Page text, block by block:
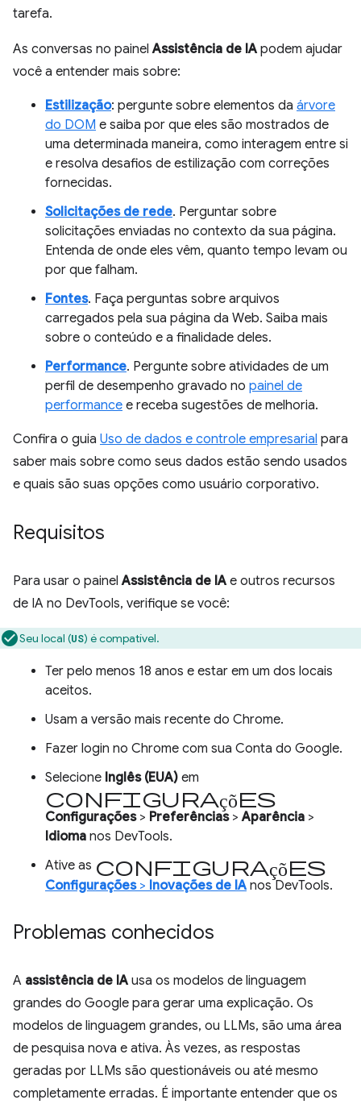
tarefa.
As conversas no painelAssistência de IA podem ajudar
você a entender mais sobre:
Estilização: pergunte sobre elementos da árvore
do DOM e saiba por que eles são mostrados de
uma determinada maneira, como interagem entre si
e resolva desafios de estilização com correções
fornecidas.
Solicitações de rede. Perguntar sobre
solicitações enviadas no contexto da sua página.
Entenda de onde eles vêm, quanto tempo levam ou
por que falham.
Fontes. Faça perguntas sobre arquivos
carregados pela sua página da Web. Saiba mais
sobre o conteúdo e a finalidade deles.
Performance. Pergunte sobre atividades de um
perfil de desempenho gravado no painel de
performance e receba sugestões de melhoria.
Confira o guia Uso de dados e controle empresarial para
saber mais sobre como seus dados estão sendo usados
e quais são suas opções como usuário corporativo.
Requisitos
Para usar o painelAssistência de IA e outros recursos
de IA no DevTools, verifique se você:
Seu local (US) é compatível.
Ter pelo menos 18 anos e estar em um dos locais
aceitos.
Usam a versão mais recente do Chrome.
Fazer login no Chrome com sua Conta do Google.
Selecione Inglês (EUA) em
configurações
Configurações> Preferências>Aparência >
Idioma nos DevTools.
Ative as configurações
Configurações> Inovações de IA nos DevTools.
Problemas conhecidos
A assistência de IA usa os modelos de linguagem
grandes do Google para gerar uma explicação. Os
modelos de linguagem grandes, ou LLMs, são uma área
de pesquisa nova e ativa. Às vezes, as respostas
geradas por LLMs são questionáveis ou até mesmo
completamente erradas. É importante entender que os